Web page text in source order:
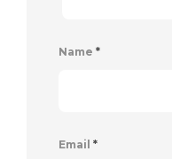
Name *
Email *